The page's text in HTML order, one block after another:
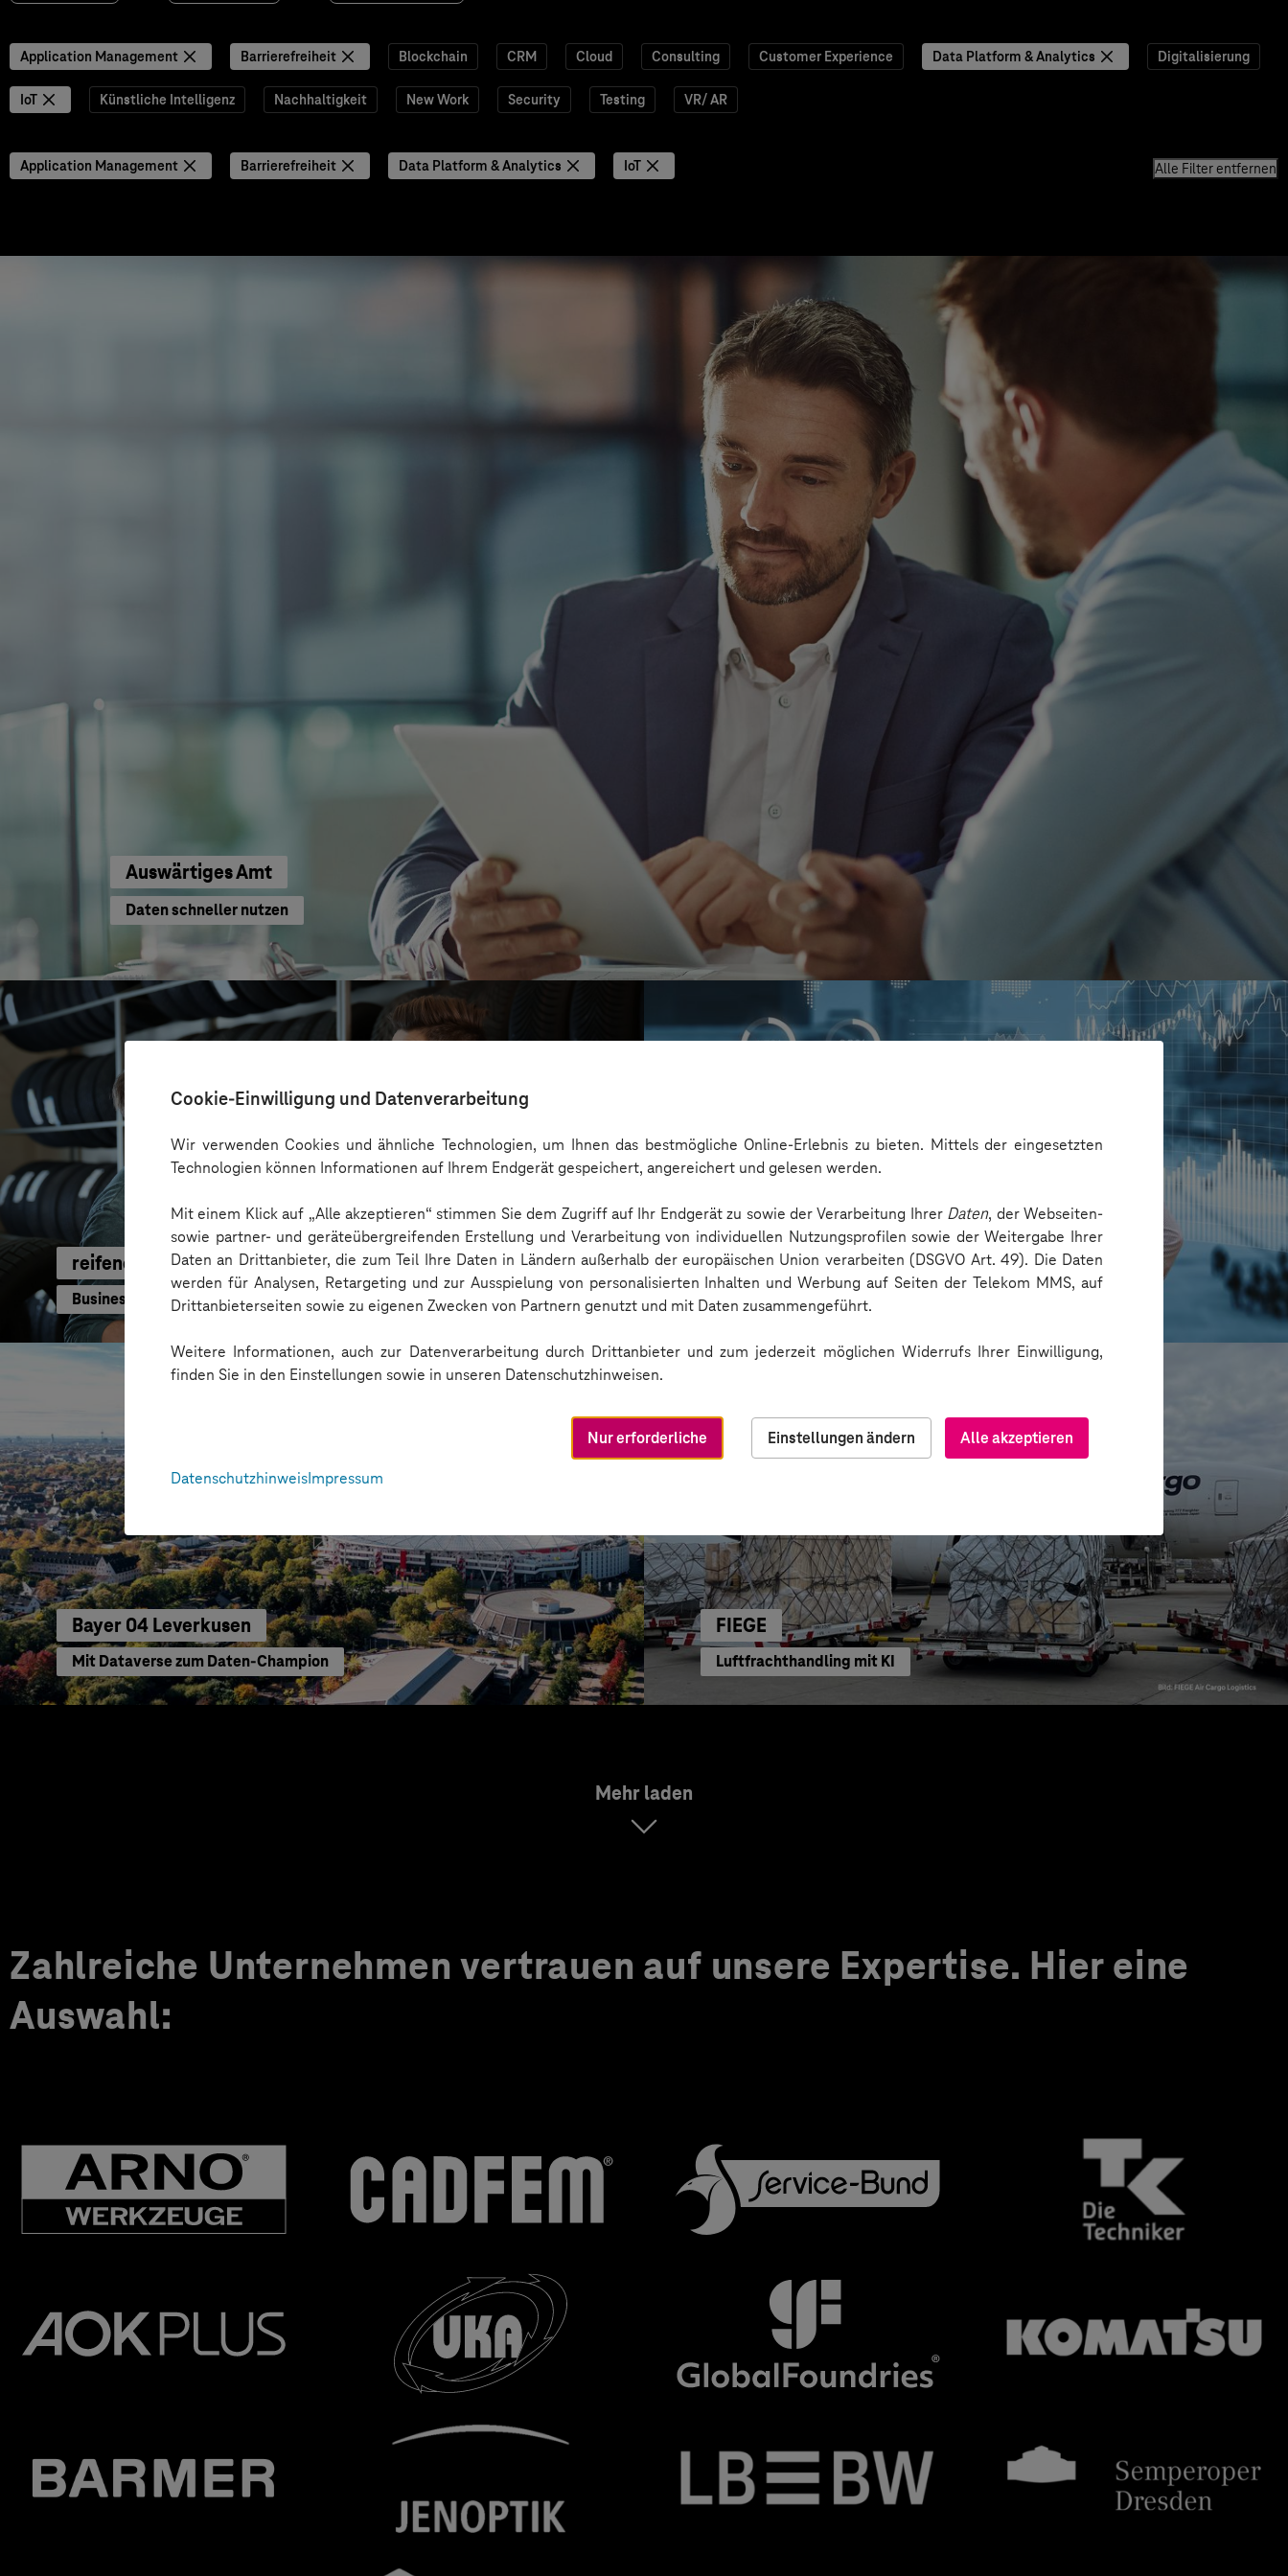
Cookie-Einwilligung und Datenverarbeitung
Wir verwenden Cookies und ähnliche Technologien, um Ihnen das bestmögliche Online-Erlebnis zu bieten. Mittels der eingesetzten
Technologien können Informationen auf Ihrem Endgerät gespeichert, angereichert und gelesen werden.
Mit einem Klick auf „Alle akzeptieren“ stimmen Sie dem Zugriff auf Ihr Endgerät zu sowie der Verarbeitung Ihrer Daten, der Webseiten-
sowie partner- und geräteübergreifenden Erstellung und Verarbeitung von individuellen Nutzungsprofilen sowie der Weitergabe Ihrer
Daten an Drittanbieter, die zum Teil Ihre Daten in Ländern außerhalb der europäischen Union verarbeiten (DSGVO Art. 49). Die Daten
werden für Analysen, Retargeting und zur Ausspielung von personalisierten Inhalten und Werbung auf Seiten der Telekom MMS, auf
Drittanbieterseiten sowie zu eigenen Zwecken von Partnern genutzt und mit Daten zusammengeführt.
Weitere Informationen, auch zur Datenverarbeitung durch Drittanbieter und zum jederzeit möglichen Widerrufs Ihrer Einwilligung,
finden Sie in den Einstellungen sowie in unseren Datenschutzhinweisen.
Alle akzeptieren
Nur erforderliche
Einstellungen ändern
DatenschutzhinweisImpressum
Application Management Barrierefreiheit Blockchain CRM Cloud Consulting Customer Experience Data Platform & Analytics Digitalisierung
IoT Künstliche Intelligenz Nachhaltigkeit New Work Security Testing VR/ AR
Application Management Barrierefreiheit Data Platform & Analytics IoT Alle Filter entfernen
Auswärtiges Amt
Daten schneller nutzen
reifencom GmbH
Business GPT für eine sichere und effiziente KI-Nutzung
AOK Rheinland/Hamburg
Transparente Marketing-Insights
Bayer 04 Leverkusen
Mit Dataverse zum Daten-Champion
FIEGE
Luftfrachthandling mit KI
Mehr laden
Zahlreiche Unternehmen vertrauen auf unsere Expertise. Hier eine
Auswahl: